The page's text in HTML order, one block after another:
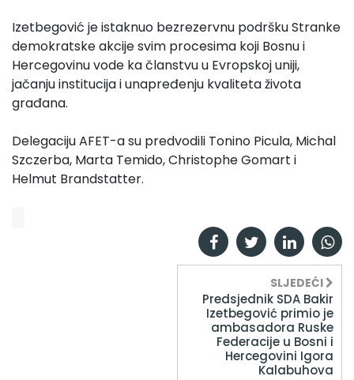
Izetbegović je istaknuo bezrezervnu podršku Stranke
demokratske akcije svim procesima koji Bosnu i
Hercegovinu vode ka članstvu u Evropskoj uniji,
jačanju institucija i unapređenju kvaliteta života
građana.
Delegaciju AFET-a su predvodili Tonino Picula, Michal
Szczerba, Marta Temido, Christophe Gomart i
Helmut Brandstatter.
SLJEDEĆI
Predsjednik SDA Bakir
Izetbegović primio je
ambasadora Ruske
Federacije u Bosni i
Hercegovini Igora
Kalabuhova